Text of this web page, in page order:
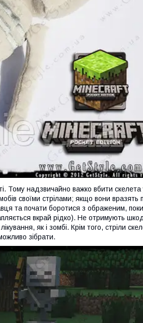
Тому надзвичайно важко вбити скелета
своїми стрілами; якщо вони вразять
та почати боротися з ображеним,
вкрай рідко). Не отримують
як і зомбі. Крім того, стріли
зібрати.